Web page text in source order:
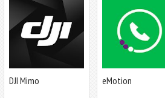
DJI Mimo eMotion